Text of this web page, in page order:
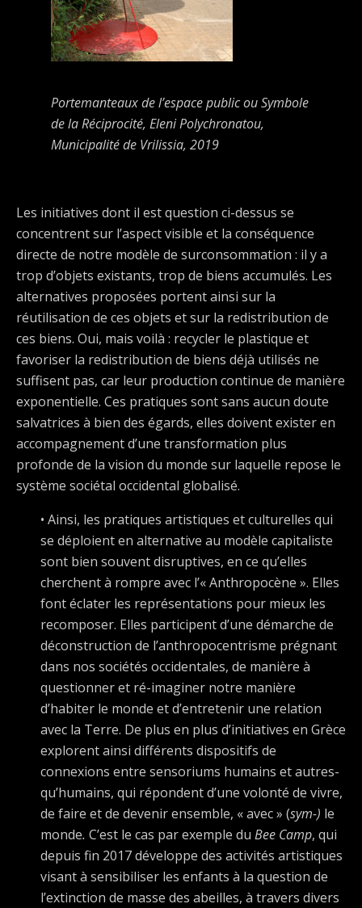
Portemanteaux de l’espace public ou Symbole
de la Réciprocité, Eleni Polychronatou,
Municipalité de Vrilissia, 2019
Les initiatives dont il est question ci-dessus se
concentrent sur l’aspect visible et la conséquence
directe de notre modèle de surconsommation : il y a
trop d’objets existants, trop de biens accumulés. Les
alternatives proposées portent ainsi sur la
réutilisation de ces objets et sur la redistribution de
ces biens. Oui, mais voilà : recycler le plastique et
favoriser la redistribution de biens déjà utilisés ne
suffisent pas, car leur production continue de manière
exponentielle. Ces pratiques sont sans aucun doute
salvatrices à bien des égards, elles doivent exister en
accompagnement d’une transformation plus
profonde de la vision du monde sur laquelle repose le
système sociétal occidental globalisé.
• Ainsi, les pratiques artistiques et culturelles qui
se déploient en alternative au modèle capitaliste
sont bien souvent disruptives, en ce qu’elles
cherchent à rompre avec l’« Anthropocène ». Elles
font éclater les représentations pour mieux les
recomposer. Elles participent d’une démarche de
déconstruction de l’anthropocentrisme prégnant
dans nos sociétés occidentales, de manière à
questionner et ré-imaginer notre manière
d’habiter le monde et d’entretenir une relation
avec la Terre. De plus en plus d’initiatives en Grèce
explorent ainsi différents dispositifs de
connexions entre sensoriums humains et autres-
qu’humains, qui répondent d’une volonté de vivre,
de faire et de devenir ensemble, « avec » (sym-) le
monde. C’est le cas par exemple du Bee Camp, qui
depuis fin 2017 développe des activités artistiques
visant à sensibiliser les enfants à la question de
l’extinction de masse des abeilles, à travers divers